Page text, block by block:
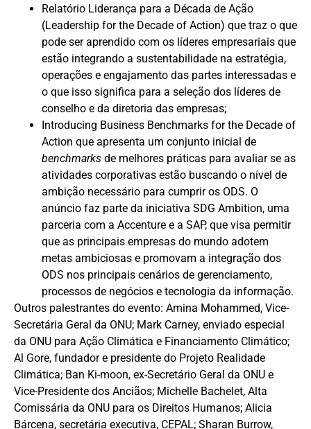
Relatório Liderança para a Década de Ação
(Leadership for the Decade of Action) que traz o que
pode ser aprendido com os líderes empresariais que
estão integrando a sustentabilidade na estratégia,
operações e engajamento das partes interessadas e
o que isso significa para a seleção dos líderes de
conselho e da diretoria das empresas;
Introducing Business Benchmarks for the Decade of
Action que apresenta um conjunto inicial de
benchmarks de melhores práticas para avaliar se as
atividades corporativas estão buscando o nível de
ambição necessário para cumprir os ODS. O
anúncio faz parte da iniciativa SDG Ambition, uma
parceria com a Accenture e a SAP, que visa permitir
que as principais empresas do mundo adotem
metas ambiciosas e promovam a integração dos
ODS nos principais cenários de gerenciamento,
processos de negócios e tecnologia da informação.
Outros palestrantes do evento: Amina Mohammed, Vice-
Secretária Geral da ONU; Mark Carney, enviado especial
da ONU para Ação Climática e Financiamento Climático;
Al Gore, fundador e presidente do Projeto Realidade
Climática; Ban Ki-moon, ex-Secretário Geral da ONU e
Vice-Presidente dos Anciãos; Michelle Bachelet, Alta
Comissária da ONU para os Direitos Humanos; Alicia
Bárcena, secretária executiva, CEPAL; Sharan Burrow,